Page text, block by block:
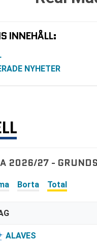
INNEHÅLL:
NYHETER
2026/27 -
Borta Total
ALAVES